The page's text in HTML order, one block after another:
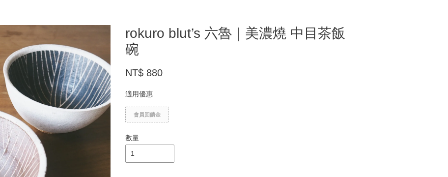
rokuro blut’s 六魯｜美濃燒 中目茶飯
碗
NT$ 880
適用優惠
會員回饋金
數量